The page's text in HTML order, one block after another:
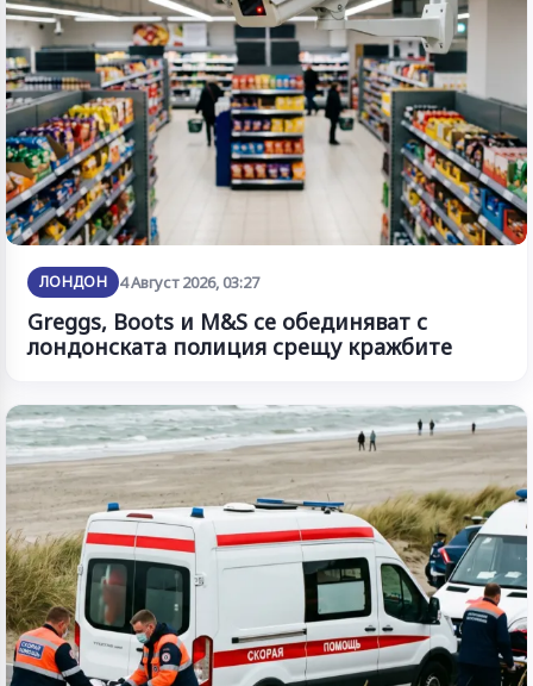
ЛОНДОН 4 Август 2026, 03:27
Greggs, Boots и M&S се обединяват с
лондонската полиция срещу кражбите